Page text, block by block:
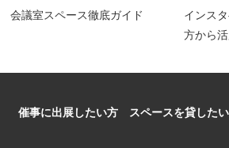
会議室スペース徹底ガイド
インス
方から
催事に出展したい方 スペースを貸した